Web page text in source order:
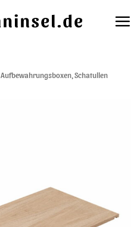
Aufbewahrungsboxen, Schatullen